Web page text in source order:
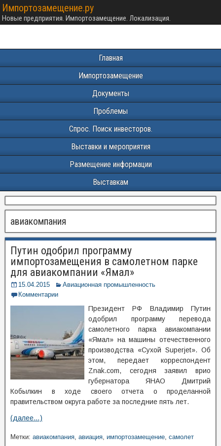
Импортозамещение.ру
Новые предприятия. Импортозамещение. Локализация.
Главная
Импортозамещение
Документы
Проблемы
Спрос. Поиск инвесторов.
Выставки и мероприятия
Размещение информации
Выставкам
авиакомпания
Путин одобрил программу
импортозамещения в самолетном парке
для авиакомпании «Ямал»
15.04.2015
Авиационная промышленность
Комментарии
Президент РФ Владимир Путин
одобрил программу перевода
самолетного парка авиакомпании
«Ямал» на машины отечественного
производства «Сухой Superjet». Об
этом, передает корреспондент
Znak.com, сегодня заявил врио
губернатора ЯНАО Дмитрий
Кобылкин в ходе своего отчета о проделанной
правительством округа работе за последние пять лет.
(далее…)
Метки: авиакомпания, авиация, импортозамещение, самолет